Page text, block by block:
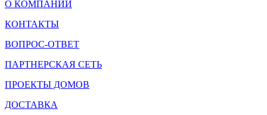
О КОМПАНИИ
КОНТАКТЫ
ВОПРОС-ОТВЕТ
ПАРТНЕРСКАЯ СЕТЬ
ПРОЕКТЫ ДОМОВ
ДОСТАВКА